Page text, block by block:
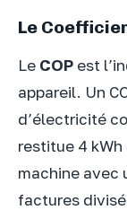
Le
Le COP est
appareil. Un
d’électricité
restitue 4 kWh
machine avec
factures